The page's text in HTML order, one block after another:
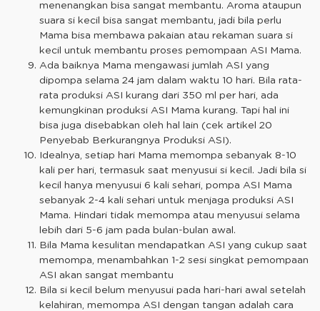
menenangkan bisa sangat membantu. Aroma ataupun
suara si kecil bisa sangat membantu, jadi bila perlu
Mama bisa membawa pakaian atau rekaman suara si
kecil untuk membantu proses pemompaan ASI Mama.
Ada baiknya Mama mengawasi jumlah ASI yang
dipompa selama 24 jam dalam waktu 10 hari. Bila rata-
rata produksi ASI kurang dari 350 ml per hari, ada
kemungkinan produksi ASI Mama kurang. Tapi hal ini
bisa juga disebabkan oleh hal lain (cek artikel 20
Penyebab Berkurangnya Produksi ASI).
Idealnya, setiap hari Mama memompa sebanyak 8-10
kali per hari, termasuk saat menyusui si kecil. Jadi bila si
kecil hanya menyusui 6 kali sehari, pompa ASI Mama
sebanyak 2-4 kali sehari untuk menjaga produksi ASI
Mama. Hindari tidak memompa atau menyusui selama
lebih dari 5-6 jam pada bulan-bulan awal.
Bila Mama kesulitan mendapatkan ASI yang cukup saat
memompa, menambahkan 1-2 sesi singkat pemompaan
ASI akan sangat membantu
Bila si kecil belum menyusui pada hari-hari awal setelah
kelahiran, memompa ASI dengan tangan adalah cara